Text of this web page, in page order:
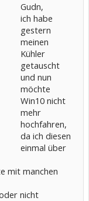
Gudn,
ich habe
gestern
meinen
Kühler
getauscht
und nun
möchte
Win10 nicht
mehr
hochfahren,
da ich diesen
einmal über
mit manchen
nicht